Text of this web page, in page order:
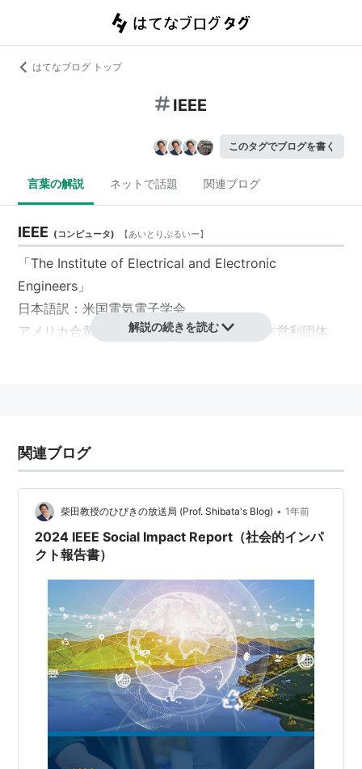
はてなブログ トップ
IEEE
このタグでブログを書く
言葉の解説 ネットで話題 関連ブログ
IEEE (コンピュータ) 【あいとりぷるいー】
「The Institute of Electrical and Electronic
Engineers」
日本語訳：米国電気電子学会
アメリカ合衆国
ニューヨークに本部がある非営利団体
育、標準化などの活動を行っている。
コンピュータ関係の規格制定（標準化）にも関わってい
て、IEEEの名を冠した規格が多数存在する。
IEEE 488
IEEE802
IEEE802.11n
IEEE802.11ac
IEEE1394
解説の続きを読む
関連ブログ
柴田教授のひびきの放送局 (Prof. Shibata's Blog) • 1年前
2024 IEEE Social Impact Report（社会的インパ
クト報告書）